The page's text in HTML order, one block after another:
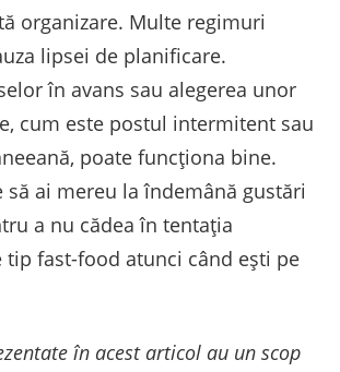
organizare. Multe regimuri
lipsei de planificare.
în avans sau alegerea unor
cum este postul intermitent sau
poate funcționa bine.
să ai mereu la îndemână gustări
a nu cădea în tentația
fast-food atunci când ești pe
în acest articol au un scop